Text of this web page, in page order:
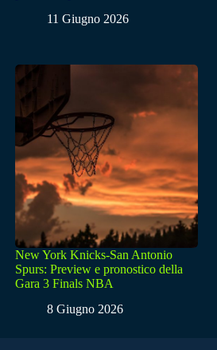
11 Giugno 2026
New York Knicks-San Antonio
Spurs: Preview e pronostico della
Gara 3 Finals NBA
8 Giugno 2026